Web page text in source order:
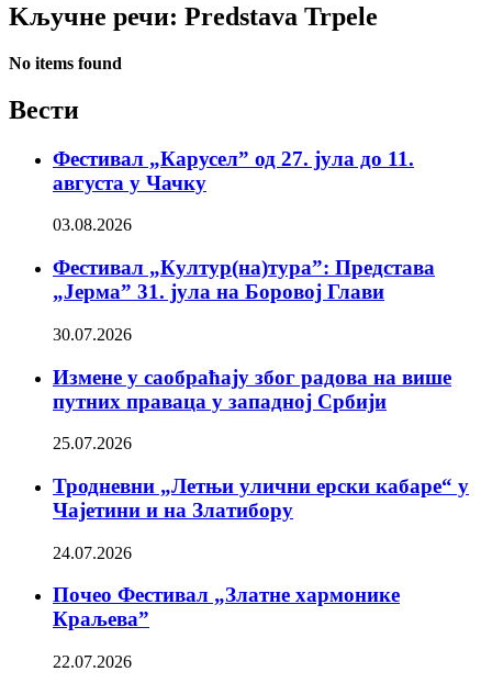
Kључне речи: Predstava Trpele
No items found
Вести
Фестивал „Карусел” од 27. јула до 11.
августа у Чачку
03.08.2026
Фестивал „Култур(на)тура”: Представа
„Јерма” 31. јула на Боровој Глави
30.07.2026
Измене у саобраћају због радова на више
путних праваца у западној Србији
25.07.2026
Тродневни „Летњи улични ерски кабаре“ у
Чајетини и на Златибору
24.07.2026
Почео Фестивал „Златне хармонике
Краљева”
22.07.2026